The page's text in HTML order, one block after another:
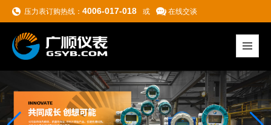
压力表订购热线： 4006-017-018 或 在线交谈